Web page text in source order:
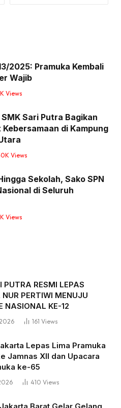
2025: Pramuka Kembali
Wajib
Views
Sari Putra Bagikan
di Kampung
Views
Sekolah, Sako SPN
di Seluruh
Views
PUTRA RESMI LEPAS
PERTIWI MENUJU
NASIONAL KE-12
161 Views
Lepas Lima Pramuka
Jamnas XII dan Upacara
ke-65
410 Views